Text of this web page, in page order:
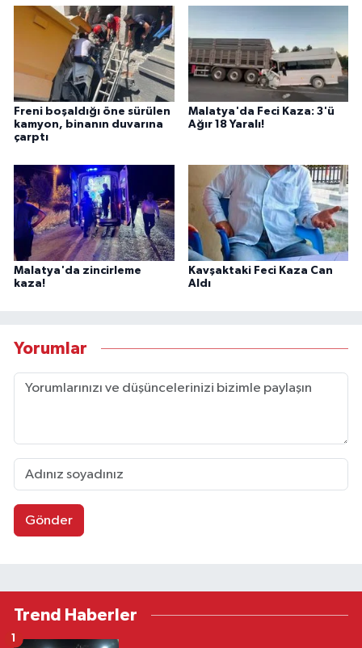
Freni boşaldığı öne sürülen
kamyon, binanın duvarına
çarptı
Malatya'da Feci Kaza: 3'ü
Ağır 18 Yaralı!
Malatya'da zincirleme
kaza!
Kavşaktaki Feci Kaza Can
Aldı
Yorumlar
Gönder
Trend Haberler
1